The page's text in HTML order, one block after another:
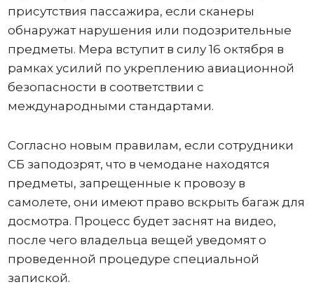
присутствия пассажира, если сканеры
обнаружат нарушения или подозрительные
предметы. Мера вступит в силу 16 октября в
рамках усилий по укреплению авиационной
безопасности в соответствии с
международными стандартами.
Согласно новым правилам, если сотрудники
СБ заподозрят, что в чемодане ​​находятся
предметы, запрещенные к провозу в
самолете, они имеют право вскрыть багаж для
досмотра. Процесс будет заснят на видео,
после чего владельца вещей уведомят о
проведенной процедуре специальной
запиской.